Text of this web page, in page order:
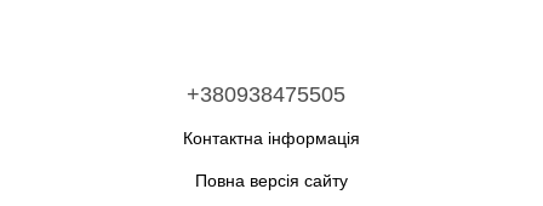
+380938475505
Контактна інформація
Повна версія сайту